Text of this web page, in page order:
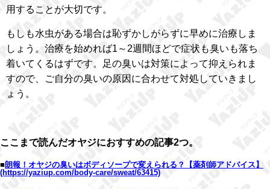
用することが大切です。
もしも水虫がある場合は恥ずかしがらずに早めに治療しま
しょう。治療を始めれば1～2週間ほどで症状も臭いも落ち
着いてくるはずです。足の臭いは対策によって抑えられま
すので、ご自分の臭いの原因に合わせて対処していきまし
ょう。
ここまで読んだオヤジにおすすめの記事2つ。
■朗報！オヤジの臭いはボディソープで変えられる？【薬剤師アドバイス】
(https://yaziup.com/body-care/sweat/63415)